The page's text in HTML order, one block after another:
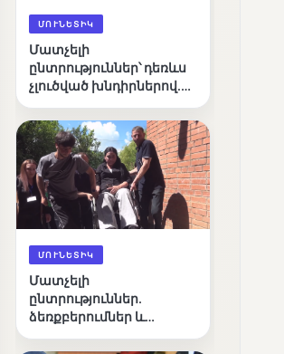
ՄՈՒՆԵՏԻԿ
Մատչելի
ընտրություններ՝ դեռևս
չլուծված խնդիրներով.
դիտորդական
առաքելության
արդյունքները
ՄՈՒՆԵՏԻԿ
Մատչելի
ընտրություններ.
ձեռքբերումներ և
բացթողումներ